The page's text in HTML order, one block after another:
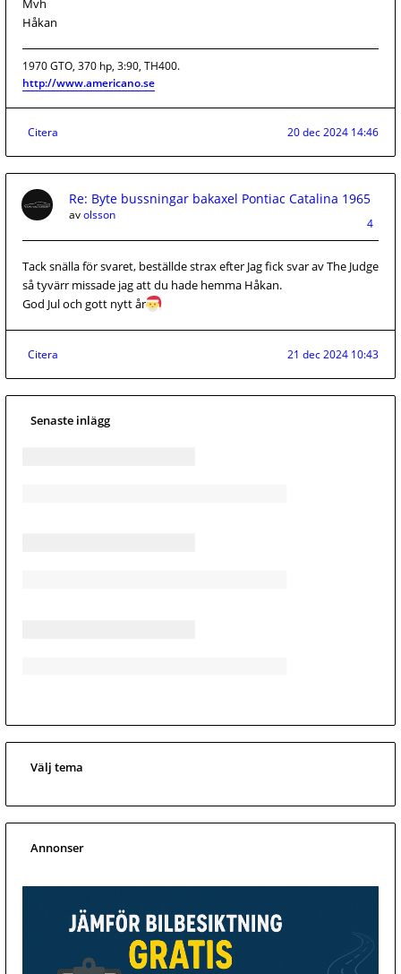
Mvh
Håkan
1970 GTO, 370 hp, 3:90, TH400.
http://www.americano.se
Citera 20 dec 2024 14:46
Re: Byte bussningar bakaxel Pontiac Catalina 1965
4
avolsson
Tack snälla för svaret, beställde strax efter Jag fick svar av The Judge
så tyvärr missade jag att du hade hemma Håkan.
God Jul och gott nytt år
Citera 21 dec 2024 10:43
Senaste inlägg
Välj tema
Annonser